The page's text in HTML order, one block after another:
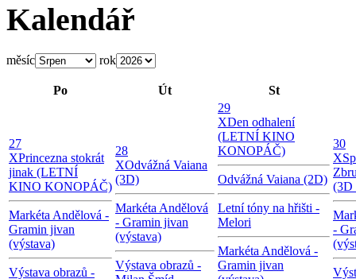
Kalendář
měsíc rok
Po Út St
27
XPrincezna stokrát
jinak (LETNÍ
KINO KONOPÁČ)
Markéta Andělová -
Gramin jivan
(výstava)
Výstava obrazů -
28
XOdvážná Vaiana
(3D)
Markéta Andělová
- Gramin jivan
(výstava)
Výstava obrazů -
29
XDen odhalení
(LETNÍ KINO
KONOPÁČ)
Odvážná Vaiana (2D)
Letní tóny na hřišti -
Melori
Markéta Andělová -
Gramin jivan
30
X
(3D
-